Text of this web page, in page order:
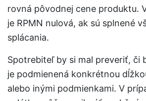
rovná pôvodnej cene produktu.
je RPMN nulová, ak sú splnené
splácania.
Spotrebiteľ by si mal preveriť, či
je podmienená konkrétnou
alebo inými podmienkami. V